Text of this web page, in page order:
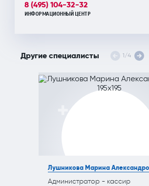
8 (495) 104-32-32
ИНФОРМАЦИОННЫЙ ЦЕНТР
Другие специалисты 1 /4
Лушникова Марина
Администратор - кассир